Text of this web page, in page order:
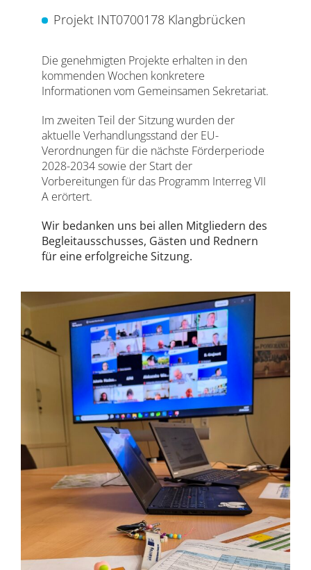
Projekt INT0700178 Klangbrücken
Die genehmigten Projekte erhalten in den
kommenden Wochen konkretere
Informationen vom Gemeinsamen Sekretariat.
Im zweiten Teil der Sitzung wurden der
aktuelle Verhandlungsstand der EU-
Verordnungen für die nächste Förderperiode
2028-2034 sowie der Start der
Vorbereitungen für das Programm Interreg VII
A erörtert.
Wir bedanken uns bei allen Mitgliedern des
Begleitausschusses, Gästen und Rednern
für eine erfolgreiche Sitzung.